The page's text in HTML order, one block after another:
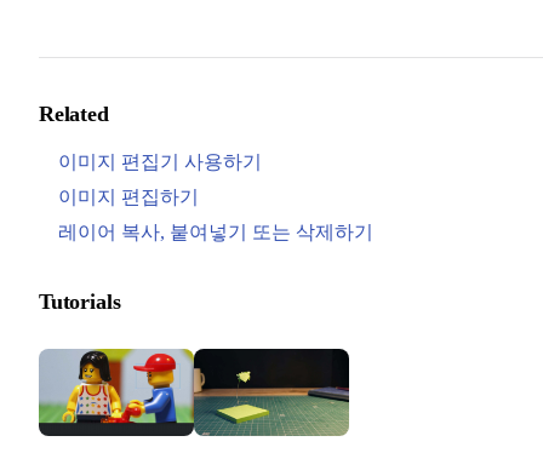
Related
이미지 편집기 사용하기
이미지 편집하기
레이어 복사, 붙여넣기 또는 삭제하기
Tutorials